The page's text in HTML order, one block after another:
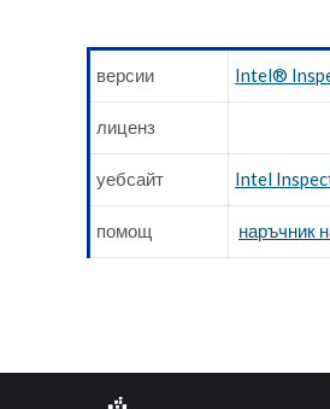
версии Intel®
лиценз
уебсайт Intel
помощ наръчник